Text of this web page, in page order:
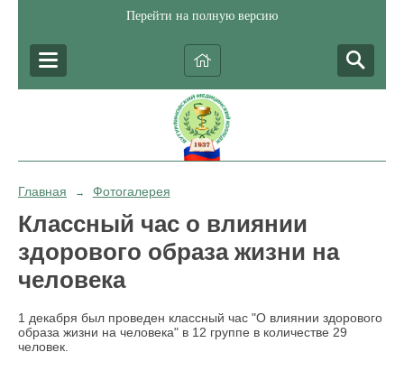
Перейти на полную версию
Главная → Фотогалерея
Классный час о влиянии
здорового образа жизни на
человека
1 декабря был проведен классный час "О влиянии здорового
образа жизни на человека" в 12 группе в количестве 29
человек.